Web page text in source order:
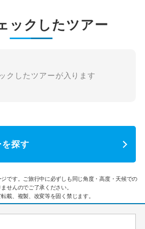
ックしたツアー
クしたツアーが入ります
探す
です。ご旅行中に必ずしも同じ角度・高度・天候での
せんのでご了承ください。
載、複製、改変等を固く禁じます。